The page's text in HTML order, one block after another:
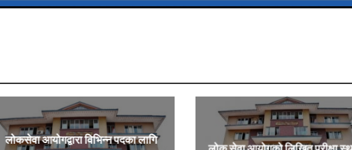
लोकसेवा आयोगद्वारा विभिन्न पदका लागि